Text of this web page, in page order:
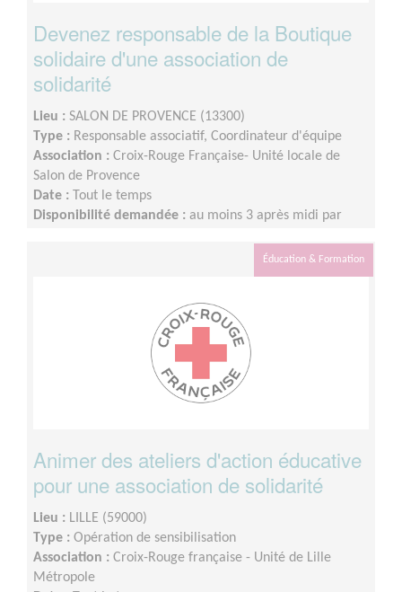
Devenez responsable de la Boutique
solidaire d'une association de
solidarité
Lieu : SALON DE PROVENCE (13300)
Type : Responsable associatif, Coordinateur d'équipe
Association : Croix-Rouge Française- Unité locale de
Salon de Provence
Date : Tout le temps
Disponibilité demandée : au moins 3 après midi par
Éducation & Formation
Animer des ateliers d'action éducative
pour une association de solidarité
Lieu : LILLE (59000)
Type : Opération de sensibilisation
Association : Croix-Rouge française - Unité de Lille
Métropole